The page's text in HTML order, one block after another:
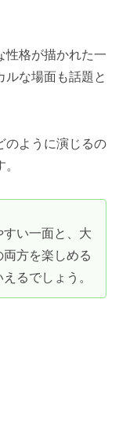
性格が描かれた一
な場面も話題と
のように演じるの
すい一面と、大
方を楽しめる
るでしょう。